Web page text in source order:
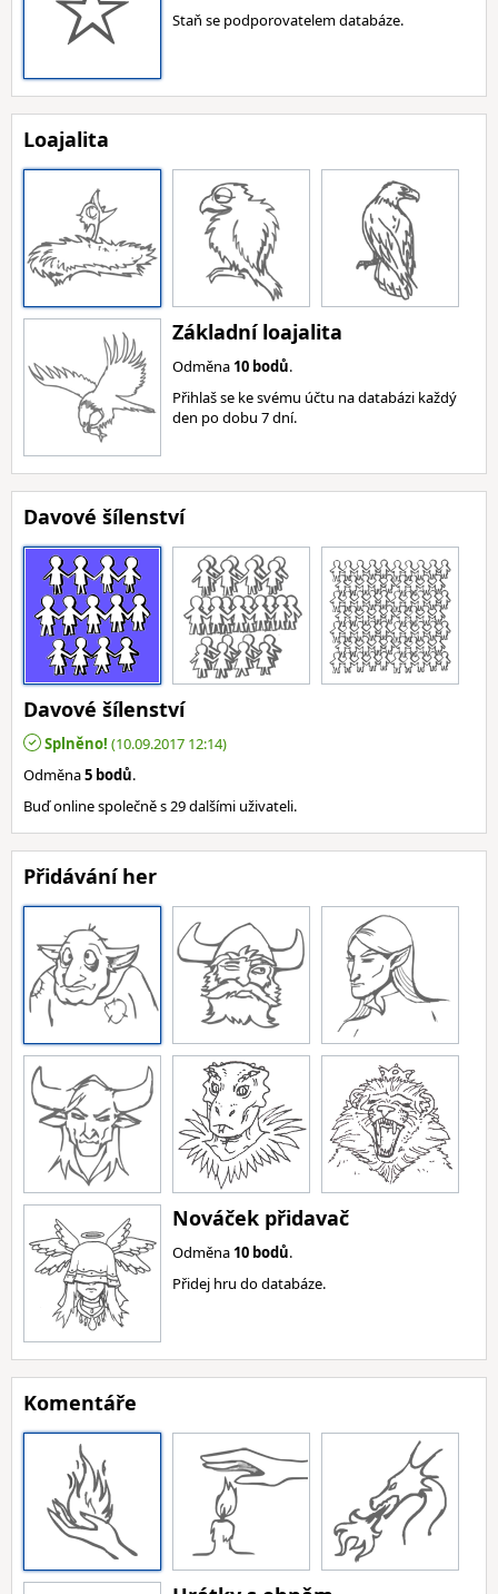
Staň se podporovatelem databáze.
Loajalita
Základní loajalita
Odměna 10 bodů.
Přihlaš se ke svému účtu na databázi každý
den po dobu 7 dní.
Davové šílenství
Davové šílenství
Splněno! (10.09.2017 12:14)
Odměna5 bodů.
Buď online společně s 29 dalšími uživateli.
Přidávání her
Nováček přidavač
Odměna 10 bodů.
Přidej hru do databáze.
Komentáře